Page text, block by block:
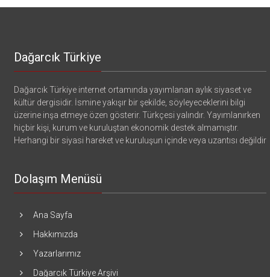
Dağarcık Türkiye
Dağarcık Türkiye internet ortamında yayımlanan aylık siyaset ve
kültür dergisidir. İsmine yakışır bir şekilde, söyleyeceklerini bilgi
üzerine inşa etmeye özen gösterir. Türkçesi yalındır. Yayımlanırken
hiçbir kişi, kurum ve kuruluştan ekonomik destek almamıştır.
Herhangi bir siyasi hareket ve kuruluşun içinde veya uzantısı değildir
Dolaşım Menüsü
Ana Sayfa
Hakkımızda
Yazarlarımız
Dağarcık Türkiye Arşivi